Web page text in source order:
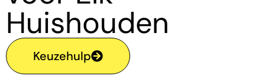
Huishouden
Keuzehulp